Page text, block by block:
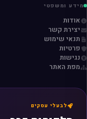
מידע ומשפטי
אודות
יצירת קשר
תנאי שימוש
פרטיות
נגישות
מפת האתר
לבעלי עסקים